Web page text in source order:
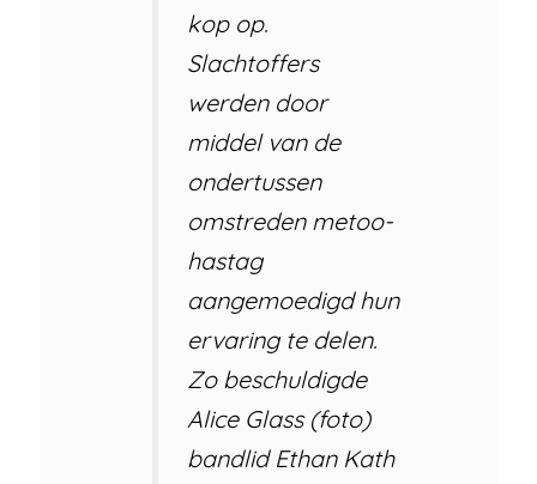
kop op.
Slachtoffers
werden door
middel van de
ondertussen
omstreden metoo-
hastag
aangemoedigd hun
ervaring te delen.
Zo beschuldigde
Alice Glass (foto)
bandlid Ethan Kath